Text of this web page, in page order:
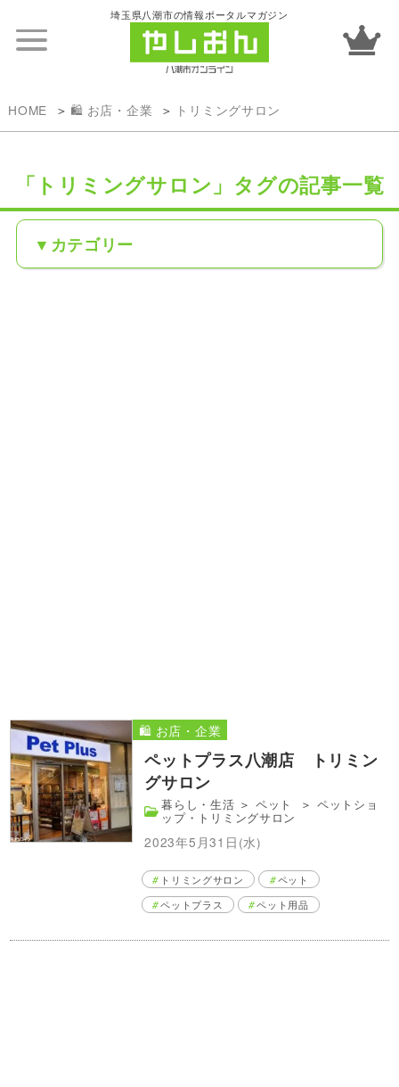
埼玉県八潮市の情報ポータルマガジン
HOME 🛍️ お店・企業 トリミングサロン
「トリミングサロン」タグの記事一覧
カテゴリー
ペットプラス八潮店 トリミン
グサロン
暮らし・生活 ＞ ペット ＞ ペットショ
ップ・トリミングサロン
2023年5月31日(水)
🛍️ お店・企業
トリミングサロン
ペット
ペットプラス
ペット用品